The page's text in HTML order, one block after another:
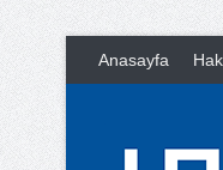
Anasayfa